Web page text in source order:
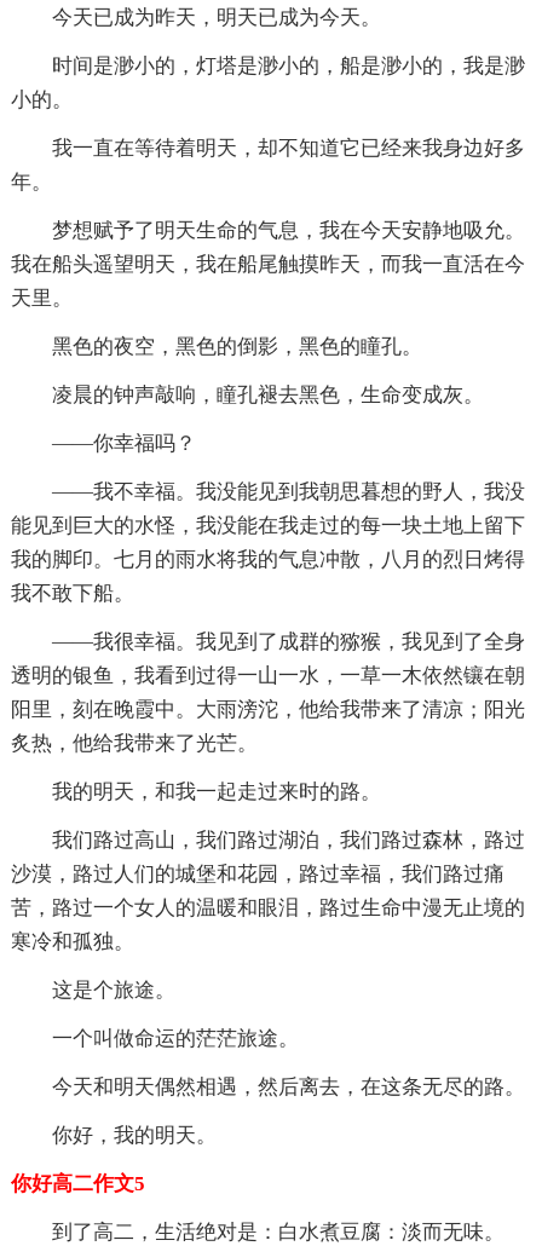
今天已成为昨天，明天已成为今天。
时间是渺小的，灯塔是渺小的，船是渺小的，我是渺
小的。
我一直在等待着明天，却不知道它已经来我身边好多
年。
梦想赋予了明天生命的气息，我在今天安静地吸允。
我在船头遥望明天，我在船尾触摸昨天，而我一直活在今
天里。
黑色的夜空，黑色的倒影，黑色的瞳孔。
凌晨的钟声敲响，瞳孔褪去黑色，生命变成灰。
——你幸福吗？
——我不幸福。我没能见到我朝思暮想的野人，我没
能见到巨大的水怪，我没能在我走过的每一块土地上留下
我的脚印。七月的雨水将我的气息冲散，八月的烈日烤得
我不敢下船。
——我很幸福。我见到了成群的猕猴，我见到了全身
透明的银鱼，我看到过得一山一水，一草一木依然镶在朝
阳里，刻在晚霞中。大雨滂沱，他给我带来了清凉；阳光
炙热，他给我带来了光芒。
我的明天，和我一起走过来时的路。
我们路过高山，我们路过湖泊，我们路过森林，路过
沙漠，路过人们的城堡和花园，路过幸福，我们路过痛
苦，路过一个女人的温暖和眼泪，路过生命中漫无止境的
寒冷和孤独。
这是个旅途。
一个叫做命运的茫茫旅途。
今天和明天偶然相遇，然后离去，在这条无尽的路。
你好，我的明天。
你好高二作文5
到了高二，生活绝对是：白水煮豆腐：淡而无味。